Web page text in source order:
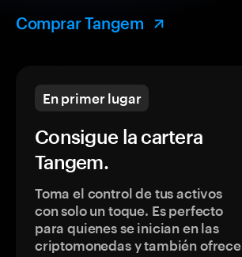
Comprar Tangem
En primer lugar
Consigue la cartera
Tangem.
Toma el control de tus activos
con solo un toque. Es perfecto
para quienes se inician en las
criptomonedas y también ofrece